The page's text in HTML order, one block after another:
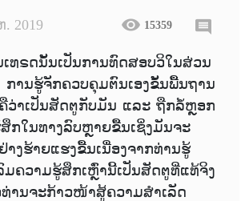
2019 15359
ເທຣດນັ້ນເປັນການທົດສອບວິໃນສ່ວນ
ານຮູ້ຈັກຄວບຄຸມຕົນເອງຂັ້ນພື້ນຖານ
ວ່າເປັນສັດຕູກັບມັນ ແລະ ຖືກລໍ້ຫຼອກ
ກໃນທາງລົບຫຼາຍຂື້ນເຊິ່ງມັນຈະ
ງຮ້າຍແຮງຂື້ນເນື່ອງຈາກທ່ານຮູ້
ມຄວາມຮູ້ສຶກເຫຼົ່ານີ້ເປັນສັດຕູທີ່ແທ້ຈິງ
ທ່ານຈະກ້າວໜ້າສູ້ຄວາມສຳເລັດ